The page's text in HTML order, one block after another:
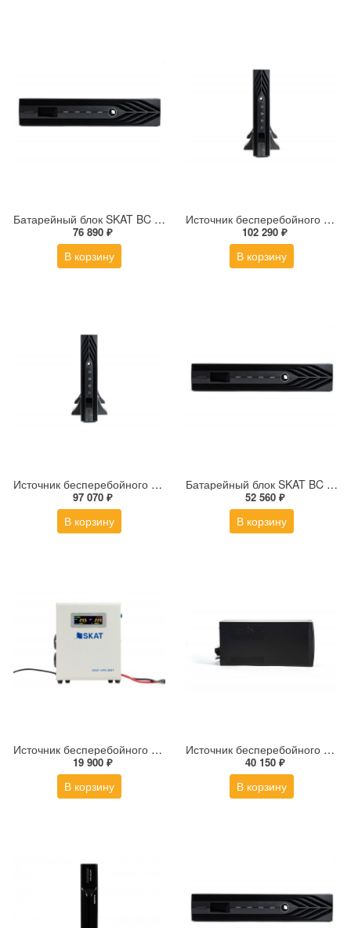
Батарейный блок SKAT BC 48/18S3 RACK
76 890 ₽
В корзину
Источник бесперебойного питания SKAT-UPS 2000-RACK-ON-4X9
102 290 ₽
В корзину
Источник бесперебойного питания SKAT-UPS 2000-RACK-ON
97 070 ₽
В корзину
Батарейный блок SKAT BC 24/18S3 RACK
52 560 ₽
В корзину
Источник бесперебойного питания SKAT UPS-800T
19 900 ₽
В корзину
Источник бесперебойного питания RAPAN-UPS 3000
40 150 ₽
В корзину